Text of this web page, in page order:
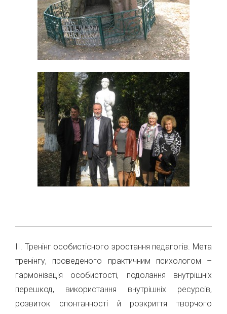
ІІ. Тренінг особистісного зростання педагогів. Мета
тренінгу, проведеного практичним психологом –
гармонізація особистості, подолання внутрішніх
перешкод, використання внутрішніх ресурсів,
розвиток спонтанності й розкриття творчого